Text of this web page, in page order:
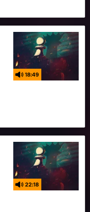
18:49
22:18